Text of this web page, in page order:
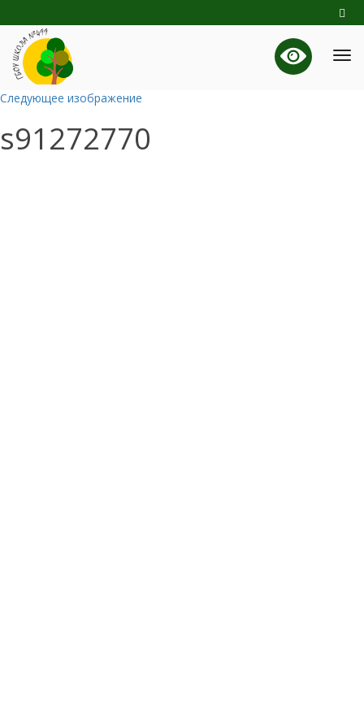
Следующее изображение
s91272770